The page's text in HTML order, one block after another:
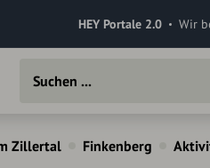
HEY Portale 2.0 Wir
Zillertal Finkenberg